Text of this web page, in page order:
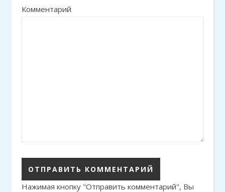
Комментарий
Нажимая кнопку "Отправить комментарий", Вы